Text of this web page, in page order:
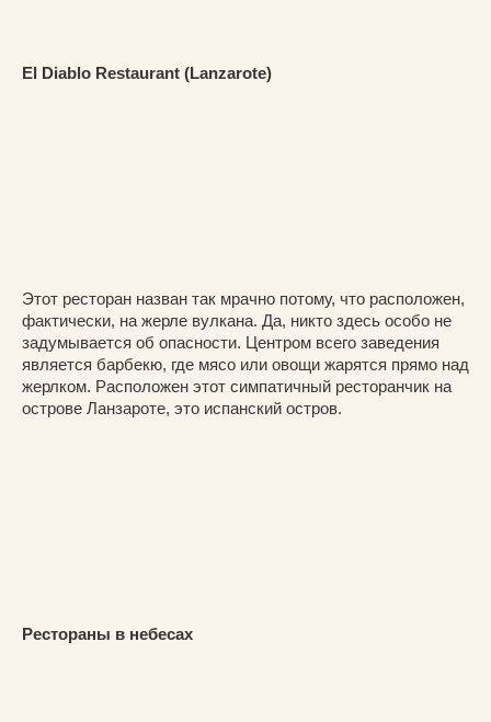
El Diablo Restaurant (Lanzarote)
Этот ресторан назван так мрачно потому, что расположен,
фактически, на жерле вулкана. Да, никто здесь особо не
задумывается об опасности. Центром всего заведения
является барбекю, где мясо или овощи жарятся прямо над
жерлком. Расположен этот симпатичный ресторанчик на
острове Ланзароте, это испанский остров.
Рестораны в небесах